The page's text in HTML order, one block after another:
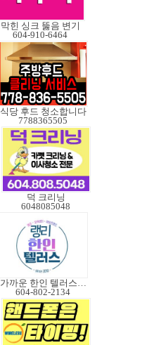
막힌 싱크 뚫음 변기
604-910-6464
식당 후드 청소합니다
7788365505
덕 크리닝
6048085048
가까운 한인 텔러스쿠도
604-802-2134